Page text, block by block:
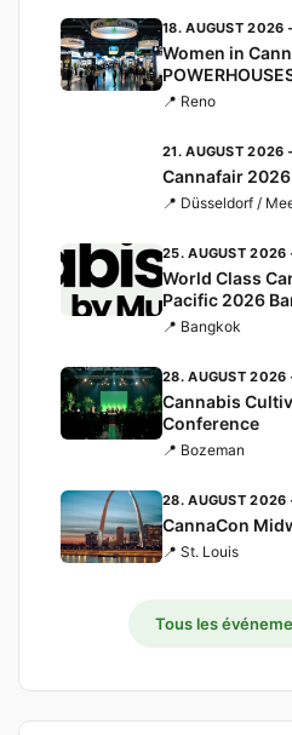
18. AUGUST 2026
Women in
📍 Reno
21. AUGUST 2026
Cannafair
📍 Düsseldorf /
25. AUGUST 2026
World Class
Pacific 2026
📍 Bangkok
28. AUGUST 2026
Cannabis
Conference
📍 Bozeman
28. AUGUST 2026
CannaCon
📍 St. Louis
Tous les